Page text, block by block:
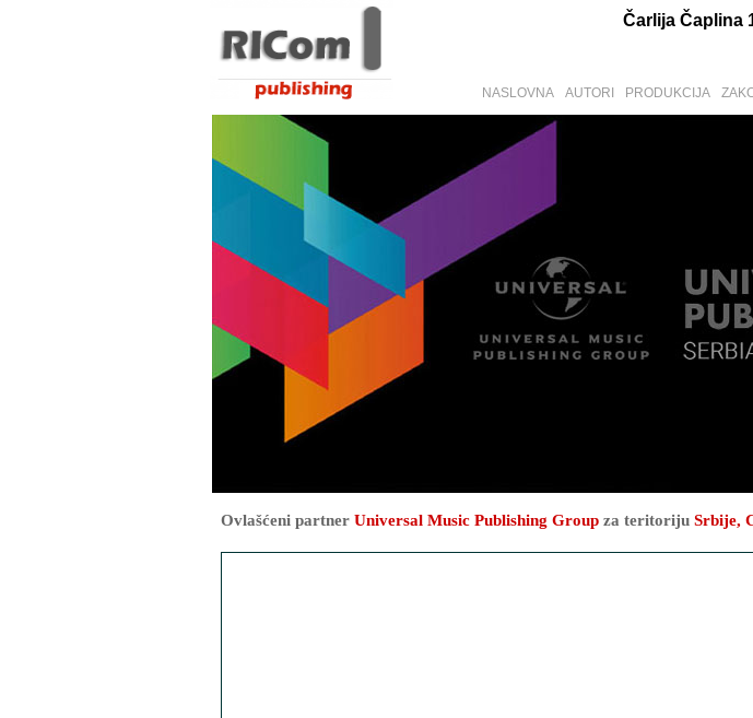
Čarlija Čaplina
PRODUKCIJA
AUTORI
NASLOVNA
Ovlašćeni partner Universal Music Publishing Group za teritoriju Srbije,